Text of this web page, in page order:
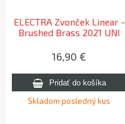
ELECTRA Zvonček Linear -
Brushed Brass 2021 UNI
16,90 €
Skladom posledný kus